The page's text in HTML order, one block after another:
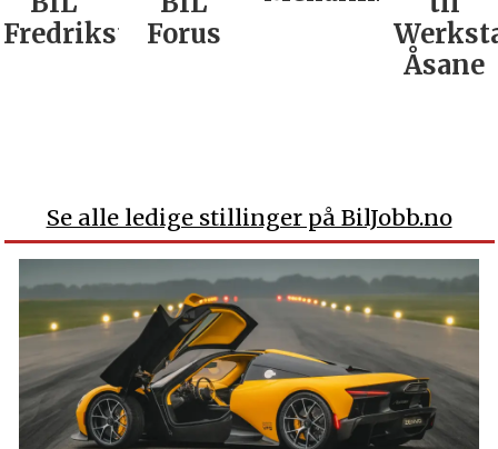
FredrikstadForus
Åsane
Se alle ledige stillinger på BilJobb.no